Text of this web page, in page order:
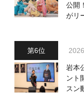
公開
がリ
岩本
ント
スン